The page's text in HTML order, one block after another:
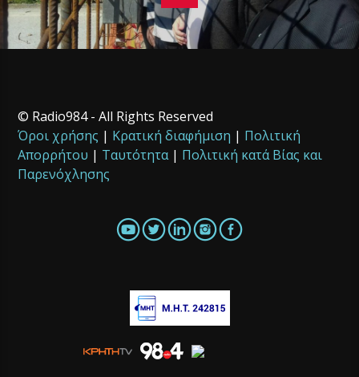
© Radio984 - All Rights Reserved
Όροι χρήσης | Κρατική διαφήμιση | Πολιτική
Απορρήτου | Ταυτότητα| Πολιτική κατά Βίας και
Παρενόχλησης